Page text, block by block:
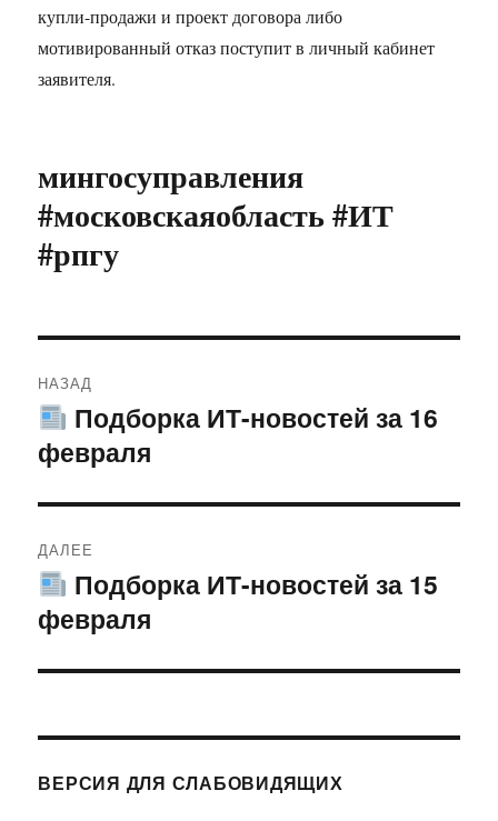
купли-продажи и проект договора либо
мотивированный отказ поступит в личный кабинет
заявителя.
мингосуправления
#московскаяобласть #ИТ
#рпгу
по
записям
НАЗАД
Предыдущая
запись:
Подборка ИТ-новостей за 16
февраля
ДАЛЕЕ
Следующая
запись:
Подборка ИТ-новостей за 15
февраля
ВЕРСИЯ ДЛЯ СЛАБОВИДЯЩИХ